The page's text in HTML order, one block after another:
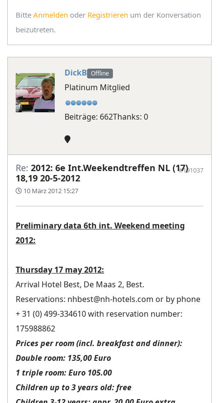
Bitte Anmelden oder Registrieren um der Konversation
beizutreten.
DickB Offline
Platinum Mitglied
Beiträge: 662Thanks: 0
Re: 2012: 6e Int.Weekendtreffen NL (17)
18,19 20-5-2012
10 März 2012 15:27
#191037
Preliminary data 6th int. Weekend meeting
2012:
Thursday 17 may 2012:
Arrival Hotel Best, De Maas 2, Best.
Reservations: nhbest@nh-hotels.com or by phone
+ 31 (0) 499-334610 with reservation number:
175988862
Prices per room (incl. breakfast and dinner):
Double room: 135,00 Euro
1 triple room: Euro 105.00
Children up to 3 years old: free